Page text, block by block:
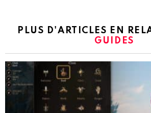
PLUS D'ARTICLES EN
GUIDES